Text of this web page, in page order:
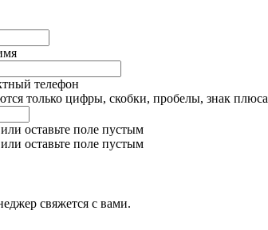
телефон
только цифры, скобки, пробелы, знак
оставьте поле пустым
оставьте поле пустым
свяжется с вами.